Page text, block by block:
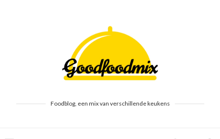
Foodblog, een mix van verschillende keukens